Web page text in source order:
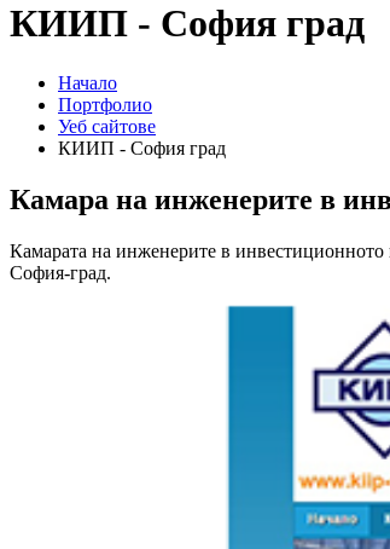
КИИП - София град
Начало
Портфолио
Уеб сайтове
КИИП - София град
Камара на инженерите в
Камарата на инженерите в
София-град.